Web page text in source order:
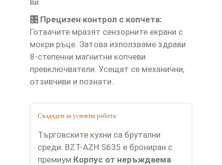
🎛️ Прецизен контрол с копчета:
Готвачите мразят сензорните екрани с
мокри ръце. Затова използваме здрави
8-степенни магнитни копчеви
превключватели. Усещат се механични,
отзивчиви и познати.
Създаден за усилена работа
Търговските кухни са брутални
среди. BZT-AZH S635 е брониран с
премиум Корпус от неръждаема